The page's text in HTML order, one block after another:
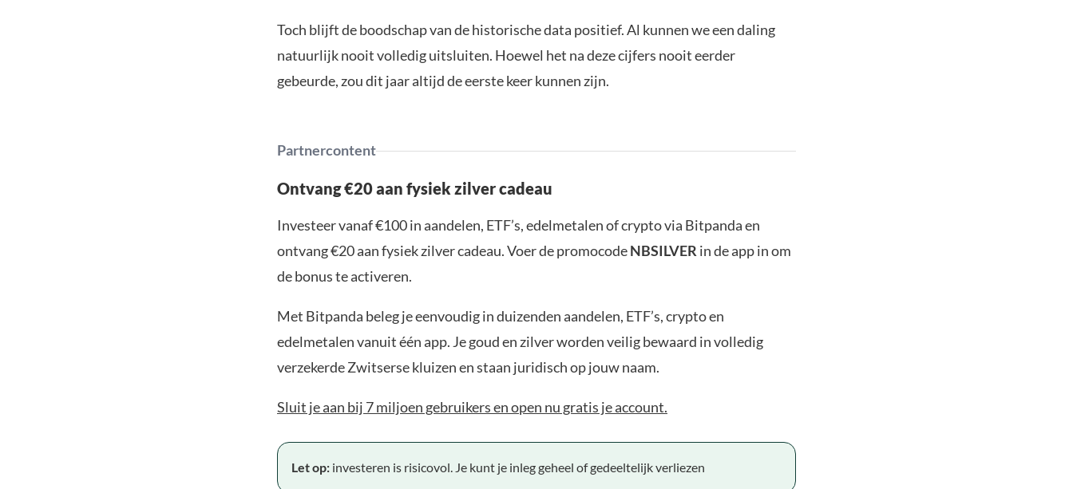
Toch blijft de boodschap van de historische data positief. Al kunnen we een daling
natuurlijk nooit volledig uitsluiten. Hoewel het na deze cijfers nooit eerder
gebeurde, zou dit jaar altijd de eerste keer kunnen zijn.
Partnercontent
Ontvang €20 aan fysiek zilver cadeau
Investeer vanaf €100 in aandelen, ETF’s, edelmetalen of crypto via Bitpanda en
ontvang €20 aan fysiek zilver cadeau. Voer de promocodeNBSILVERin de app in om
de bonus te activeren.
Met Bitpanda beleg je eenvoudig in duizenden aandelen, ETF’s, crypto en
edelmetalen vanuit één app. Je goud en zilver worden veilig bewaard in volledig
verzekerde Zwitserse kluizen en staan juridisch op jouw naam.
Sluit je aan bij 7 miljoen gebruikers en open nu gratis je account.
Let op: investeren is risicovol. Je kunt je inleg geheel of gedeeltelijk verliezen